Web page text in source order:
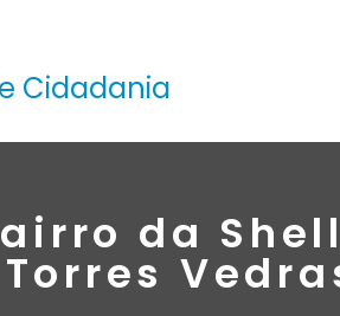
Cidadania
da
Torres